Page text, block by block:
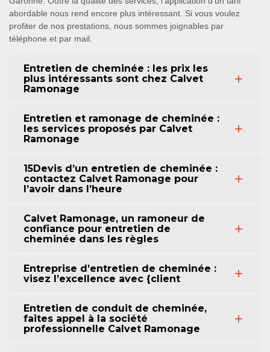
abordable nous rend encore plus intéressant. Si vous voulez
profiter de nos prestations, nous sommes joignables par
téléphone et par mail.
Entretien de cheminée : les prix les
plus intéressants sont chez Calvet
Ramonage
Entretien et ramonage de cheminée :
les services proposés par Calvet
Ramonage
15Devis d’un entretien de cheminée :
contactez Calvet Ramonage pour
l’avoir dans l’heure
Calvet Ramonage, un ramoneur de
confiance pour entretien de
cheminée dans les règles
Entreprise d’entretien de cheminée :
visez l’excellence avec {client
Entretien de conduit de cheminée,
faites appel à la société
professionnelle Calvet Ramonage